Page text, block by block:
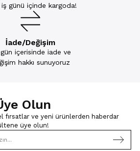
günü içinde kargoda!
İade/Değişim
içerisinde iade ve
hakkı sunuyoruz
Olun
fırsatlar ve yeni ürünlerden haberdar
üye olun!